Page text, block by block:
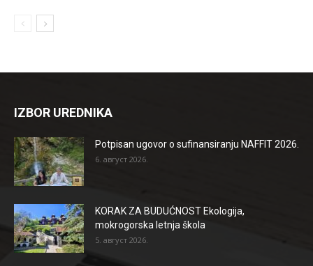
IZBOR UREDNIKA
Potpisan ugovor o sufinansiranju NAFFIT 2026.
6. август 2026.
KORAK ZA BUDUĆNOST Ekologija,
mokrogorska letnja škola
5. август 2026.